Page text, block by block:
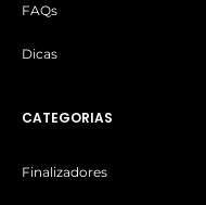
FAQs
Dicas
CATEGORIAS
Finalizadores